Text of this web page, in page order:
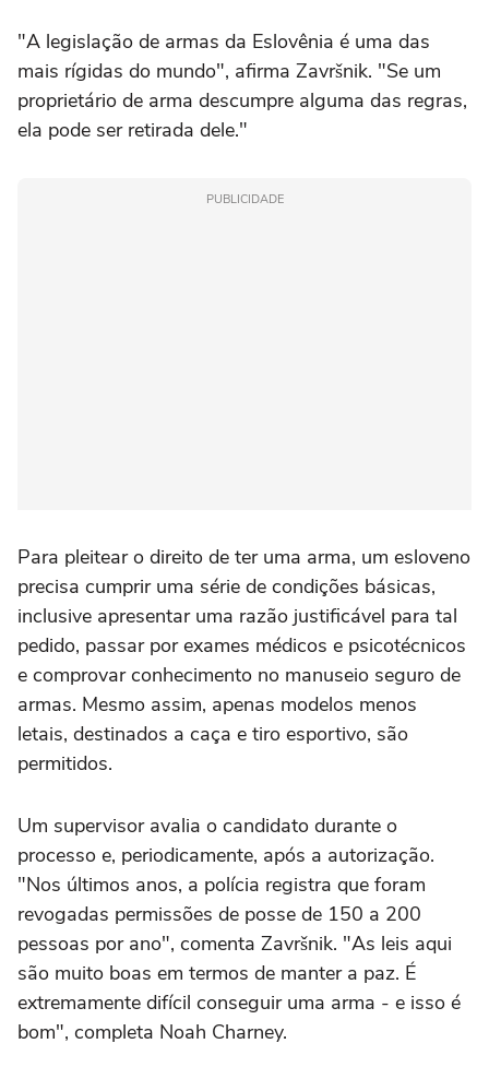
"A legislação de armas da Eslovênia é uma das
mais rígidas do mundo", afirma Završnik. "Se um
proprietário de arma descumpre alguma das regras,
ela pode ser retirada dele."
PUBLICIDADE
Para pleitear o direito de ter uma arma, um esloveno
precisa cumprir uma série de condições básicas,
inclusive apresentar uma razão justificável para tal
pedido, passar por exames médicos e psicotécnicos
e comprovar conhecimento no manuseio seguro de
armas. Mesmo assim, apenas modelos menos
letais, destinados a caça e tiro esportivo, são
permitidos.
Um supervisor avalia o candidato durante o
processo e, periodicamente, após a autorização.
"Nos últimos anos, a polícia registra que foram
revogadas permissões de posse de 150 a 200
pessoas por ano", comenta Završnik. "As leis aqui
são muito boas em termos de manter a paz. É
extremamente difícil conseguir uma arma - e isso é
bom", completa Noah Charney.